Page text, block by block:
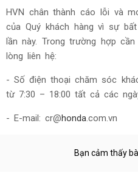
HVN chân thành cáo lỗi và
của Quý khách hàng vì sự
lần này. Trong trường hợp
lòng liên hệ:
- Số điện thoại chăm sóc
từ 7:30 – 18:00 tất cả các
- E-mail: cr@honda.com.vn
Bạn cảm thấy